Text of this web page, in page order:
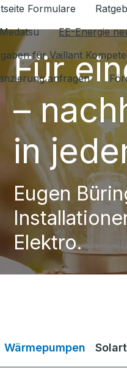
Formulare
EE-Energie
für Vaillant
anfragen
Für
–
in
Eugen
Elektro.
Wärmepumpen